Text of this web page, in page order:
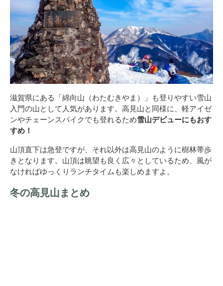
滋賀県にある「綿向山（わたむきやま）」も登りやすい雪山
入門の山として人気があります。高見山と同様に、軽アイゼ
ンやチェーンスパイクでも登れるため雪山デビューにもおす
すめ！
山頂直下は急登ですが、それ以外は高見山のように樹林帯歩
きとなります。山頂は眺望も良く広々としているため、風が
なければゆっくりランチタイムも楽しめますよ。
冬の高見山まとめ